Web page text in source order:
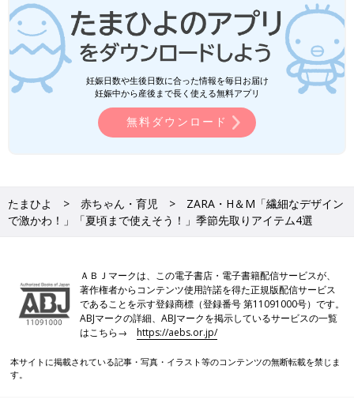
妊娠日数や生後日数に合った情報を毎日お届け
妊娠中から産後まで長く使える無料アプリ
無料ダウンロード
たまひよ 赤ちゃん・育児
ZARA・H＆M「繊細なデザイン
で激かわ！」「夏頃まで使えそう！」季節先取りアイテム4選
ＡＢＪマークは、この電子書店・電子書籍配信サービスが、
著作権者からコンテンツ使用許諾を得た正規版配信サービス
であることを示す登録商標（登録番号 第11091000号）です。
ABJマークの詳細、ABJマークを掲示しているサービスの一覧
はこちら→https://aebs.or.jp/
本サイトに掲載されている記事・写真・イラスト等のコンテンツの無断転載を禁じま
す。